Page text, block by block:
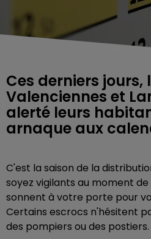
Ces derniers jours,
Valenciennes et
alerté leurs
arnaque aux
C'est la saison de la
soyez vigilants au moment
sonnent à votre porte pour
Certains escrocs n'hésitent
des pompiers ou des postiers.